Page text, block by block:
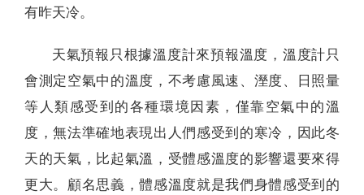
有昨天冷。
天氣預報只根據溫度計來預報溫度，溫度計只
會測定空氣中的溫度，不考慮風速、溼度、日照量
等人類感受到的各種環境因素，僅靠空氣中的溫
度，無法準確地表現出人們感受到的寒冷，因此冬
天的天氣，比起氣溫，受體感溫度的影響還要來得
更大。顧名思義，體感溫度就是我們身體感受到的